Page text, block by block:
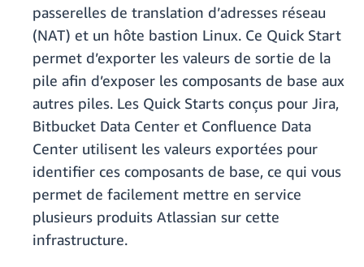
passerelles de translation d’adresses réseau
(NAT) et un hôte bastion Linux. Ce Quick Start
permet d’exporter les valeurs de sortie de la
pile afin d’exposer les composants de base aux
autres piles. Les Quick Starts conçus pour Jira,
Bitbucket Data Center et Confluence Data
Center utilisent les valeurs exportées pour
identifier ces composants de base, ce qui vous
permet de facilement mettre en service
plusieurs produits Atlassian sur cette
infrastructure.